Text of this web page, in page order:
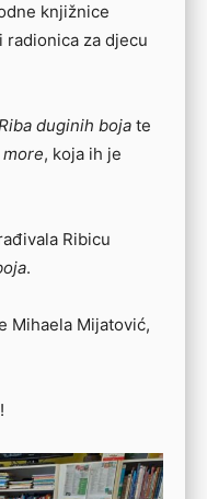
knjižnice
radionica za djecu
duginih boja te
, koja ih je
Ribicu
.
Mihaela Mijatović,